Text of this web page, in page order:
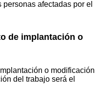
afectadas por el
de implantación o
o modificación
del trabajo será el